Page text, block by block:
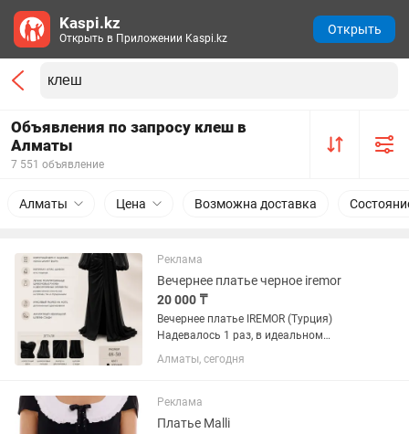
Объявления по запросу клеш в
Алматы
7 551 объявление
Алматы Цена Возможна доставка
Реклама
Вечернее платье черное iremor
20 000 ₸
Вечернее платье IREMOR (Турция)
Надевалось 1 раз, в идеальном
состоянии. • корсетный верх с
чашками, отлично держит форму; •
подклад; • полупрозрачные
шифоновые рукава...
Алматы, сегодня
Реклама
Платье Malli
Kaspi.kz
Открыть в Приложении Kaspi.kz
Открыть